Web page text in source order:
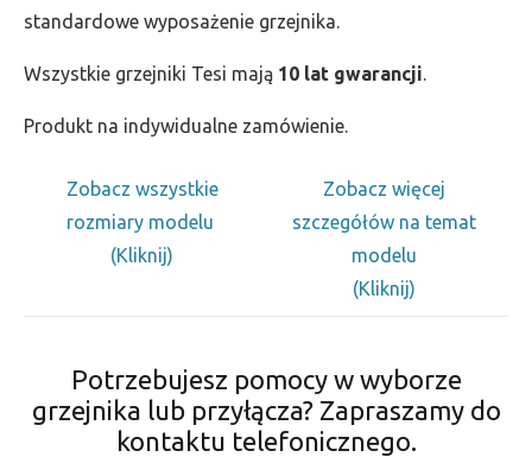
standardowe wyposażenie grzejnika.
Wszystkie grzejniki Tesi mają 10 lat gwarancji.
Produkt na indywidualne zamówienie.
Zobacz wszystkie
rozmiary modelu
(Kliknij)
Zobacz więcej
szczegółów na temat
modelu
(Kliknij)
Potrzebujesz pomocy w wyborze
grzejnika lub przyłącza? Zapraszamy do
kontaktu telefonicznego.